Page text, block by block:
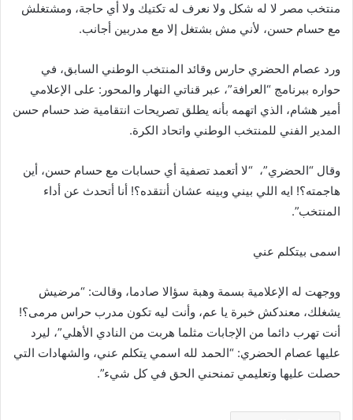
منتخب مصر لا له شكل ولا نعرف له تكتيك ولا أي حاجة، ومشتغلش
مع حسام حسن، لأني مش بشتغل إلا مع مدربين أجانب.
ورد عصام الحضري حارس وقائد المنتخب الوطني السابق، في
حواره ببرنامج “العرافة”، عبر قناتي النهار والمحور: على الإعلامي
أمير هشام، الذي اتهمه بأنه يطلق تصريحات انتقامية ضد حسام حسن
المدير الفني للمنتخب الوطني واتحاد الكرة.
وقال “الحضري”، “لا أتعمد تصفية أي حسابات مع حسام حسن، أين
هاجمته؟! ايه اللي بيني وبينه عشان أنتقده؟! أنا أتحدث عن أداء
المنتخب”.
اسمى بيتكلم عني
ووجهت له الإعلامية بسمة وهبة سؤالا صادما، وقالت: “مرضيش
يشغلك، معندكش خبرة يا عم، وأنت ليه تكون مدرب حراس مرمى؟!
أنت تهرب دائما من الإجابات مثلما هربت من النادي الأهلي”، ليرد
عليها عصام الحضري: “الحمد لله اسمي يتكلم عني، والشهادات التي
حصلت عليها وتعليمي تمنحني الحق في كل شيء”.